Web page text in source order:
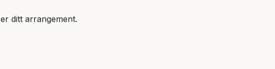
ditt arrangement.